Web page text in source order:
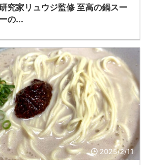
究家リュウジ監修 至高の鍋スー
の...
2025/2/11